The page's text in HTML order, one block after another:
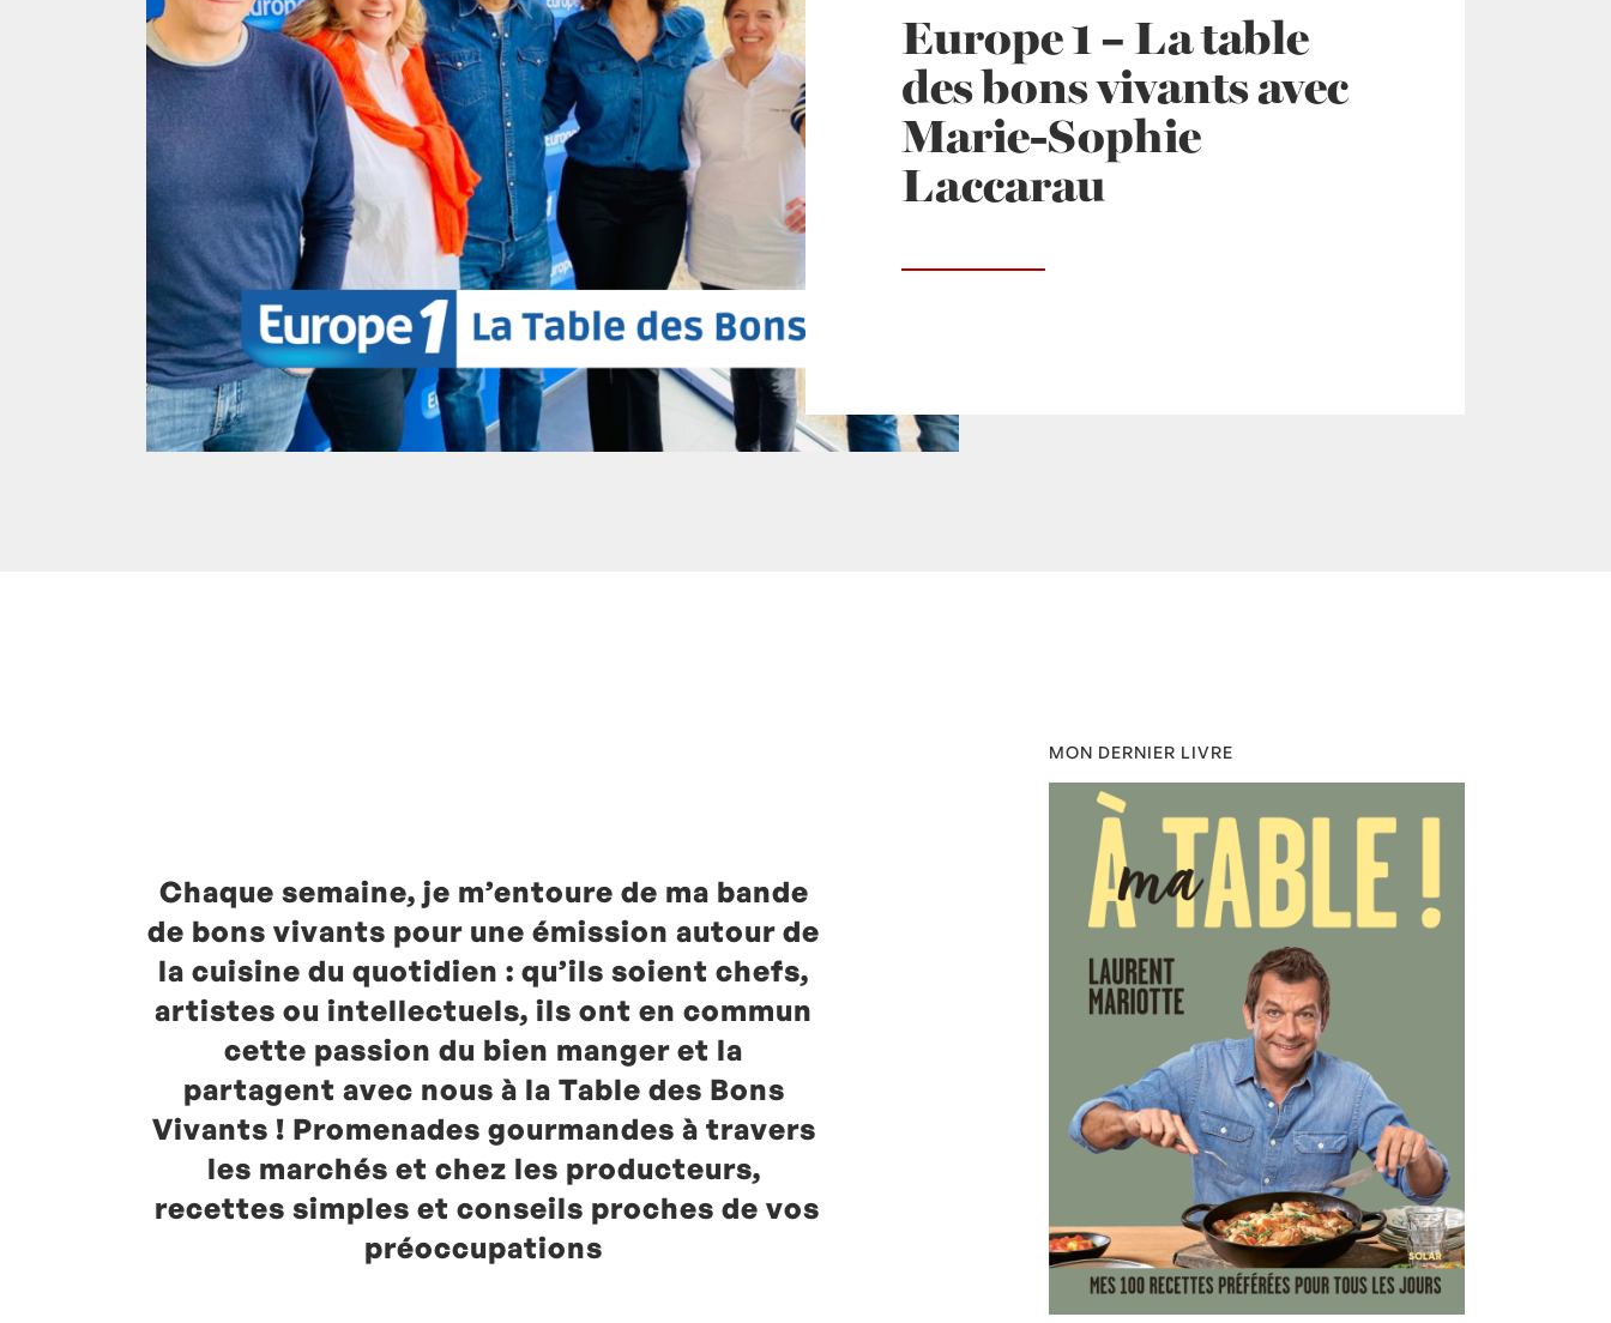
Europe 1 – La table
des bons vivants avec
Marie-Sophie
Laccarau
Chaque semaine, je m’entoure de ma bande
de bons vivants pour une émission autour de
la cuisine du quotidien : qu’ils soient chefs,
artistes ou intellectuels, ils ont en commun
cette passion du bien manger et la
partagent avec nous à la Table des Bons
Vivants ! Promenades gourmandes à travers
les marchés et chez les producteurs,
recettes simples et conseils proches de vos
préoccupations
MON DERNIER LIVRE